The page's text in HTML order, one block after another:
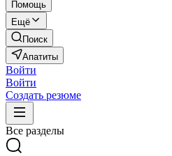
Помощь
Ещё
Поиск
Апатиты
Войти
Войти
Создать резюме
Все разделы